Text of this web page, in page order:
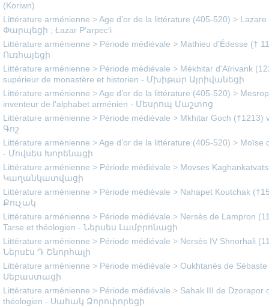
(Koriwn)
Littérature arménienne >Age d’or de la littérature (405-520) >
Փարպեցի ; Łazar P‘arpec‘i
Littérature arménienne > Période médiévale > Mathieu d'Édesse (†
Ուռհայեցի
Littérature arménienne > Période médiévale > Mékhitar d'Aïrivank
supérieur de monastère et historien - Մխիթար Այրիվանեցի
Littérature arménienne >Age d’or de la littérature (405-520) >
inventeur de l'alphabet arménien - Մեսրոպ Մաշտոց
Littérature arménienne > Période médiévale > Mkhitar Goch
Գոշ
Littérature arménienne >Age d’or de la littérature (405-520) > Moïse
- Մովսես Խորենացի
Littérature arménienne > Période médiévale > Movses
Կաղանկատվացի
Littérature arménienne > Période médiévale > Nahapet Koutchak
Քուչակ
Littérature arménienne > Période médiévale > Nersès de Lampron
Tarse et théologien - Ներսես Լամբրոնացի
Littérature arménienne > Période médiévale > Nersès IV Shnorhali
Ներսէս Դ Շնորհալի
Littérature arménienne > Période médiévale > Oukhtanès de
Սեբաստացի
Littérature arménienne > Période médiévale > Sahak III de Dzorapor
théologien - Սահակ Ձորոփորեցի